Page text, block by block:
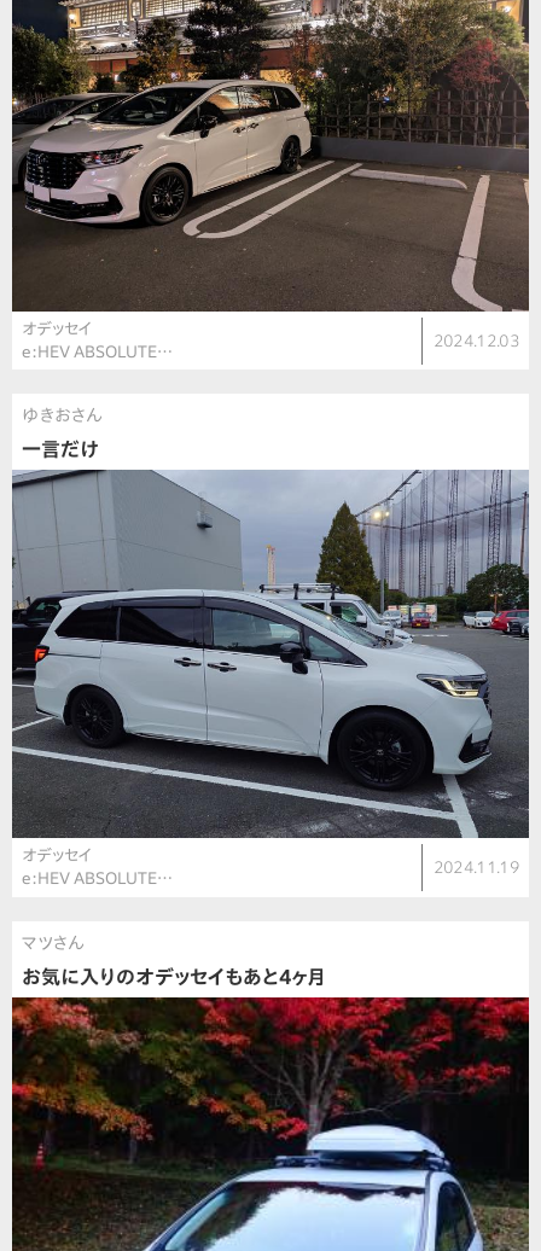
オデッセイ
e:HEV ABSOLUTE…
2024.12.03
ゆきおさん
一言だけ
オデッセイ
e:HEV ABSOLUTE…
2024.11.19
マツさん
お気に入りのオデッセイもあと4ヶ月